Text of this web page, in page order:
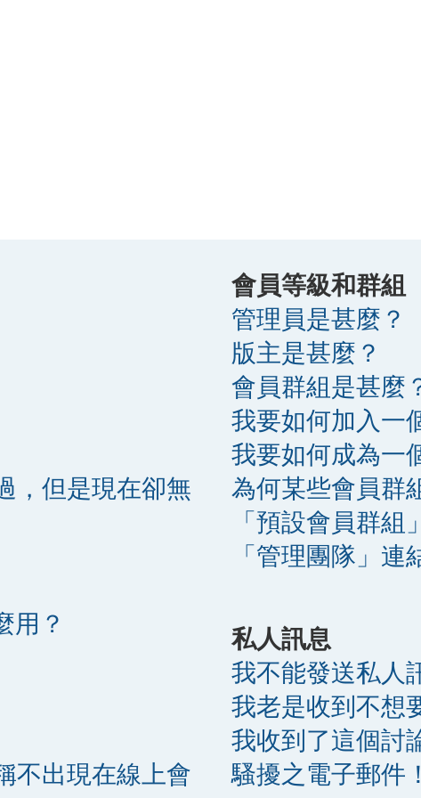
，但是現在卻無
用？
不出現在線上會
會員等級和群組
管理員是甚麼？
版主是甚麼？
會員群組是甚麼
我要如何加入一
我要如何成為一
為何某些會員群
「預設會員群組
「管理團隊」連
私人訊息
我不能發送私人
我老是收到不想
我收到了這個討
騷擾之電子郵件